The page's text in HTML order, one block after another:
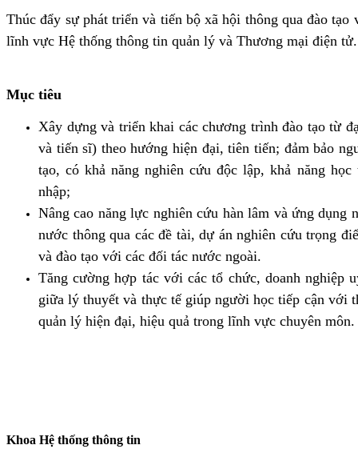
Thúc đẩy sự phát triển và tiến bộ xã hội thông qua đào
lĩnh vực Hệ thống thông tin quản lý và Thương mại điện
Mục tiêu
Xây dựng và triển khai các chương trình đào tạo từ
và tiến sĩ) theo hướng hiện đại, tiên tiến; đảm bảo
tạo, có khả năng nghiên cứu độc lập, khả năng
nhập;
Nâng cao năng lực nghiên cứu hàn lâm và ứng dụng
nước thông qua các đề tài, dự án nghiên cứu trọng
và đào tạo với các đối tác nước ngoài.
Tăng cường hợp tác với các tổ chức, doanh nghiệp
giữa lý thuyết và thực tế giúp người học tiếp cận với
quản lý hiện đại, hiệu quả trong lĩnh vực chuyên môn.
Khoa Hệ thống thông tin